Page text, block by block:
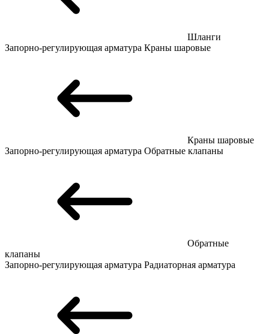
Шланги
Запорно-регулирующая арматура Краны шаровые
Краны шаровые
Запорно-регулирующая арматура Обратные клапаны
Обратные
клапаны
Запорно-регулирующая арматура Радиаторная арматура